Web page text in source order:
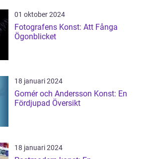
01 oktober 2024
Fotografens Konst: Att Fånga
Ögonblicket
18 januari 2024
Gomér och Andersson Konst: En
Fördjupad Översikt
18 januari 2024